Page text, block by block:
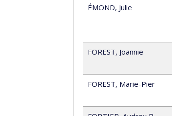
ÉMOND, Julie
FOREST, Joannie
FOREST, Marie-Pier